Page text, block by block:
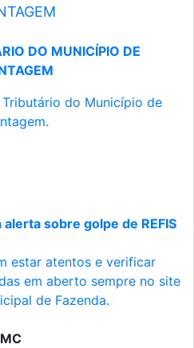
DO MUNICÍPIO DE
do Município de
sobre golpe de REFIS
estar atentos e verificar
em aberto sempre no site
de Fazenda.